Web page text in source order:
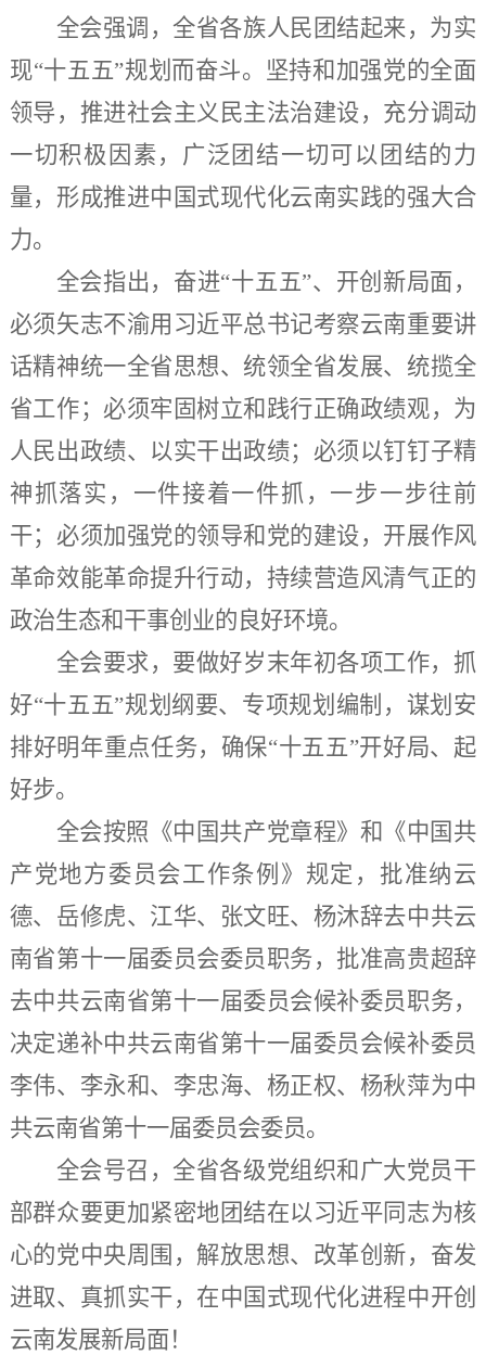
全会强调，全省各族人民团结起来，为实
现“十五五”规划而奋斗。坚持和加强党的全面
领导，推进社会主义民主法治建设，充分调动
一切积极因素，广泛团结一切可以团结的力
量，形成推进中国式现代化云南实践的强大合
力。
全会指出，奋进“十五五”、开创新局面，
必须矢志不渝用习近平总书记考察云南重要讲
话精神统一全省思想、统领全省发展、统揽全
省工作；必须牢固树立和践行正确政绩观，为
人民出政绩、以实干出政绩；必须以钉钉子精
神抓落实，一件接着一件抓，一步一步往前
干；必须加强党的领导和党的建设，开展作风
革命效能革命提升行动，持续营造风清气正的
政治生态和干事创业的良好环境。
全会要求，要做好岁末年初各项工作，抓
好“十五五”规划纲要、专项规划编制，谋划安
排好明年重点任务，确保“十五五”开好局、起
好步。
全会按照《中国共产党章程》和《中国共
产党地方委员会工作条例》规定，批准纳云
德、岳修虎、江华、张文旺、杨沐辞去中共云
南省第十一届委员会委员职务，批准高贵超辞
去中共云南省第十一届委员会候补委员职务，
决定递补中共云南省第十一届委员会候补委员
李伟、李永和、李忠海、杨正权、杨秋萍为中
共云南省第十一届委员会委员。
全会号召，全省各级党组织和广大党员干
部群众要更加紧密地团结在以习近平同志为核
心的党中央周围，解放思想、改革创新，奋发
进取、真抓实干，在中国式现代化进程中开创
云南发展新局面！